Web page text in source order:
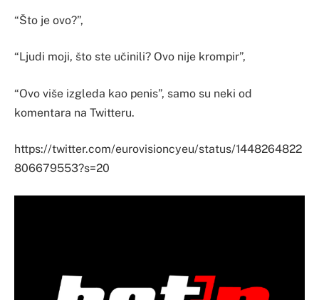
“Što je ovo?”,
“Ljudi moji, što ste učinili? Ovo nije krompir”,
“Ovo više izgleda kao penis”, samo su neki od
komentara na Twitteru.
https://twitter.com/eurovisioncyeu/status/1448264822
806679553?s=20